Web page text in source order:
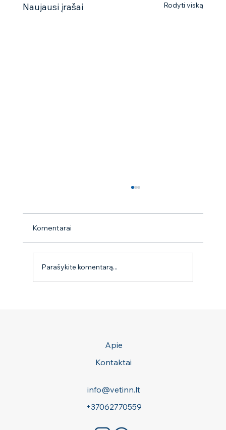
Naujausi įrašai Rodyti viską
Komentarai
Parašykite komentarą...
Apie
Kontaktai
info@vetinn.lt
+37062770559